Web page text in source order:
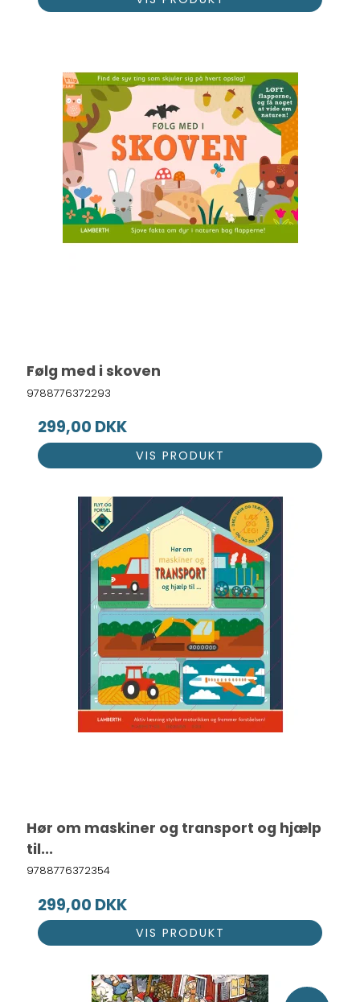
Følg med i skoven
9788776372293
299,00 DKK
VIS PRODUKT
Hør om maskiner og transport og hjælp
til...
9788776372354
299,00 DKK
VIS PRODUKT